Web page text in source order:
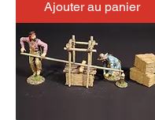
Ajouter au panier